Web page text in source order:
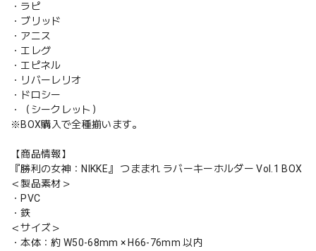
・ラピ
・ブリッド
・アニス
・エレグ
・エピネル
・リバーレリオ
・ドロシー
・（シークレット）
※BOX購入で全種揃います。
【商品情報】
『勝利の女神：NIKKE』 つままれ ラバーキーホルダー Vol.1 BOX
＜製品素材＞
・PVC
・鉄
＜サイズ＞
・本体：約 W50-68mm × H66-76mm 以内